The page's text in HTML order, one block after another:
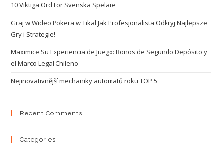
10 Viktiga Ord För Svenska Spelare
Graj w Wideo Pokera w Tikal Jak Profesjonalista Odkryj Najlepsze
Gry i Strategie!
Maximice Su Experiencia de Juego: Bonos de Segundo Depósito y
el Marco Legal Chileno
Nejinovativnější mechaniky automatů roku TOP 5
Recent Comments
Categories